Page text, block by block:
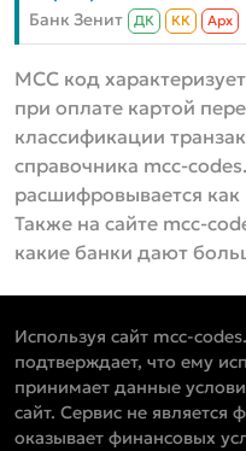
Банк Зенит ДК КК Aрх
MCC код
при оплате картой
классификации
справочника mcc-
расшифровывается как
Также на сайте mcc-
какие банки дают
Используя сайт mcc-
подтверждает, что ему
принимает данные
сайт. Сервис не является
оказывает финансовых